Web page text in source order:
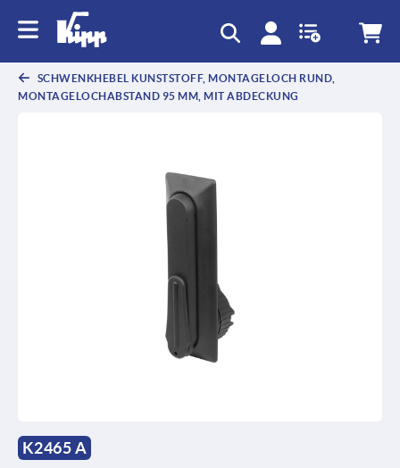
SCHWENKHEBEL KUNSTSTOFF, MONTAGELOCH RUND,
MONTAGELOCHABSTAND 95 MM, MIT ABDECKUNG
K2465 A